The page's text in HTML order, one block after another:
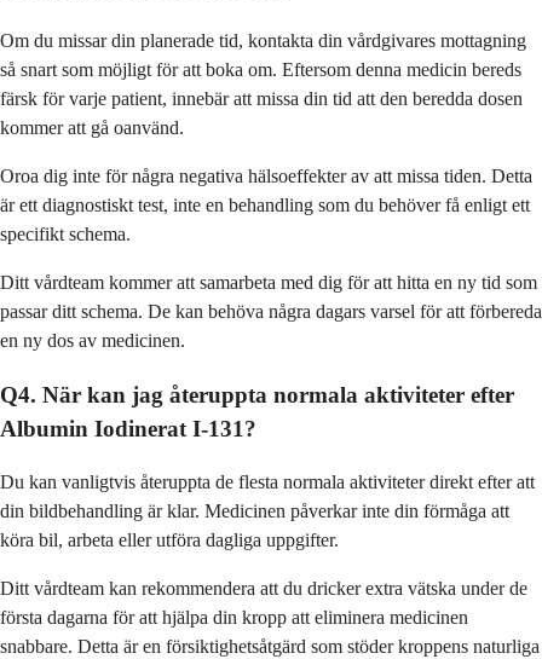
Om du missar din planerade tid, kontakta din vårdgivares mottagning
så snart som möjligt för att boka om. Eftersom denna medicin bereds
färsk för varje patient, innebär att missa din tid att den beredda dosen
kommer att gå oanvänd.
Oroa dig inte för några negativa hälsoeffekter av att missa tiden. Detta
är ett diagnostiskt test, inte en behandling som du behöver få enligt ett
specifikt schema.
Ditt vårdteam kommer att samarbeta med dig för att hitta en ny tid som
passar ditt schema. De kan behöva några dagars varsel för att förbereda
en ny dos av medicinen.
Q4. När kan jag återuppta normala aktiviteter efter
Albumin Iodinerat I-131?
Du kan vanligtvis återuppta de flesta normala aktiviteter direkt efter att
din bildbehandling är klar. Medicinen påverkar inte din förmåga att
köra bil, arbeta eller utföra dagliga uppgifter.
Ditt vårdteam kan rekommendera att du dricker extra vätska under de
första dagarna för att hjälpa din kropp att eliminera medicinen
snabbare. Detta är en försiktighetsåtgärd som stöder kroppens naturliga